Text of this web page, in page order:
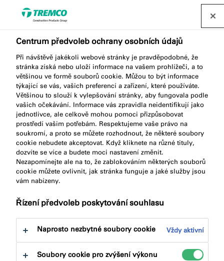
Najít distributora
ME110 BITUMEN
MEMBRANE
Bitumen HDPE
Přejít
na:
Popis produktu
Klíčové vlastnosti
Certifikace
Dokumenty ke stažení
Centrum předvoleb ochrany osobních údajů
Při návštěvě jakékoli webové stránky je pravděpodobné, že
stránka získá nebo uloží informace na vašem prohlížeči, a to
většinou ve formě souborů cookie. Můžou to být informace
týkající se vás, vašich preferencí a zařízení, které používáte.
Většinou to slouží k vylepšování stránky, aby fungovala podle
vašich očekávání. Informace vás zpravidla neidentifikují jako
jednotlivce, ale celkově mohou pomoci přizpůsobovat
prostředí vašim potřebám. Respektujeme vaše právo na
soukromí, a proto se můžete rozhodnout, že některé soubory
cookie nebudete akceptovat. Když kliknete na různé tituly,
dozvíte se více a budete moci nastavení změnit.
Nezapomínejte ale na to, že zablokováním některých souborů
cookie můžete ovlivnit, jak stránka funguje a jaké služby jsou
vám nabízeny.
Řízení předvoleb poskytování souhlasu
Naprosto nezbytné soubory cookie Vždy aktivní
Soubory cookie pro zvýšení výkonu